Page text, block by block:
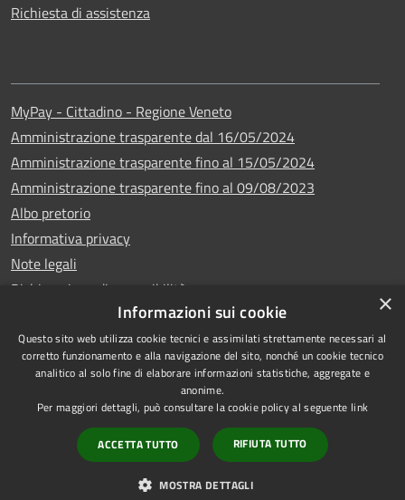
Richiesta di assistenza
MyPay - Cittadino - Regione Veneto
Amministrazione trasparente dal 16/05/2024
Amministrazione trasparente fino al 15/05/2024
Amministrazione trasparente fino al 09/08/2023
Albo pretorio
Informativa privacy
Note legali
Dichiarazione di accessibilità
RSS
Accessibilità
Copyright © 2024
•Comune di Vigo di
Cadore• Powered
by Municipium •
×
Informazioni sui cookie
Questo sito web utilizza cookie tecnici e assimilati strettamente necessari al
corretto funzionamento e alla navigazione del sito, nonché un cookie tecnico
analitico al solo fine di elaborare informazioni statistiche, aggregate e
anonime.
Per maggiori dettagli, può consultare la cookie policy al seguente link
ACCETTA TUTTO RIFIUTA TUTTO
MOSTRA DETTAGLI